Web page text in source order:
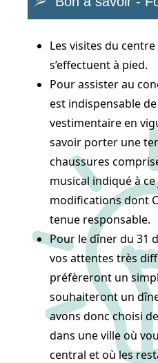
Les visites du
s’effectuent à pied.
Pour assister au
est indispensable
vestimentaire en
savoir porter une
chaussures
musical indiqué à
modifications dont
tenue responsable.
Pour le dîner du 31
vos attentes très
préfèreront un
souhaiteront un
avons donc choisi
dans une ville où
central et où les